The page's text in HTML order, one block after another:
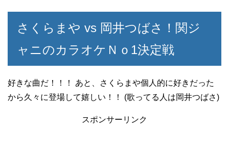
さくらまや vs 岡井つばさ！関ジ
ャニのカラオケＮｏ1決定戦
好きな曲だ！！！ あと、さくらまや個人的に好きだった
から久々に登場して嬉しい！！ (歌ってる人は岡井つばさ)
スポンサーリンク